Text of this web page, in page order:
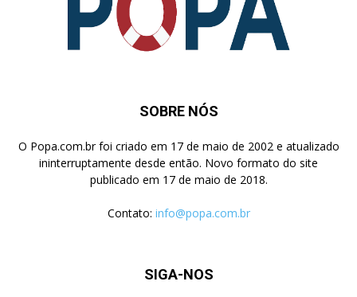
SOBRE NÓS
O Popa.com.br foi criado em 17 de maio de 2002 e atualizado
ininterruptamente desde então. Novo formato do site
publicado em 17 de maio de 2018.
Contato: info@popa.com.br
SIGA-NOS